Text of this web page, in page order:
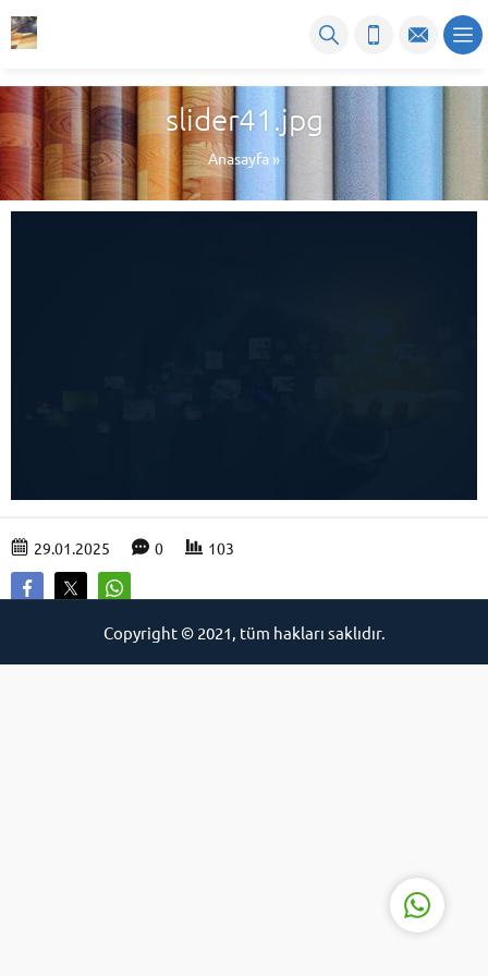
slider41.jpg
Anasayfa »
29.01.2025 0 103
Copyright © 2021, tüm hakları saklıdır.